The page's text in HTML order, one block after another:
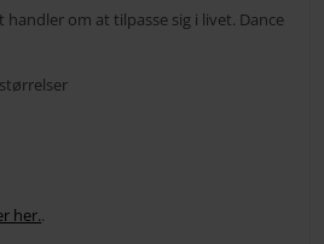
om at tilpasse sig i livet. Dance
her..